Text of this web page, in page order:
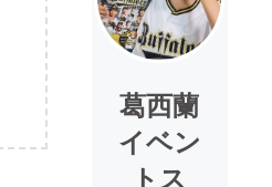
葛西蘭
イベン
トス